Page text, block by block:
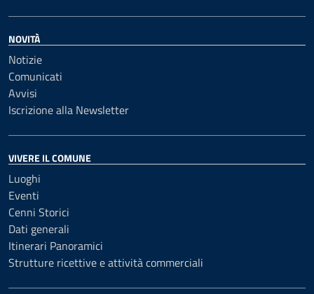
NOVITÀ
Notizie
Comunicati
Avvisi
Iscrizione alla Newsletter
VIVERE IL COMUNE
Luoghi
Eventi
Cenni Storici
Dati generali
Itinerari Panoramici
Strutture ricettive e attività commerciali